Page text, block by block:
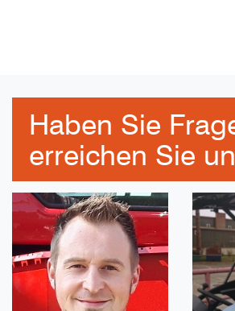
Haben Sie
erreichen Sie